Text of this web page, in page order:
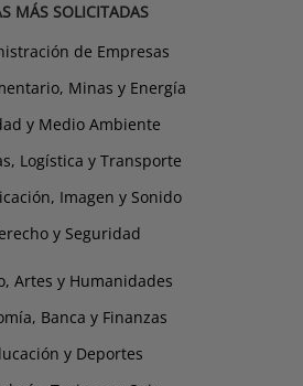
MÁS SOLICITADAS
de Empresas
Minas y Energía
y Medio Ambiente
Logística y Transporte
Imagen y Sonido
y Seguridad
Artes y Humanidades
Banca y Finanzas
y Deportes